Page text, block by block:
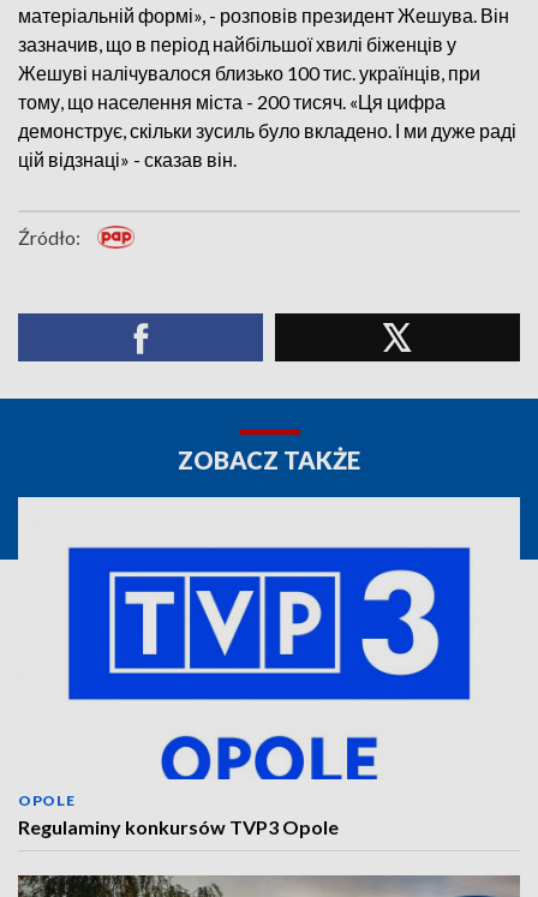
матеріальній формі», - розповів президент Жешува. Він
зазначив, що в період найбільшої хвилі біженців у
Жешуві налічувалося близько 100 тис. українців, при
тому, що населення міста - 200 тисяч. «Ця цифра
демонструє, скільки зусиль було вкладено. І ми дуже раді
цій відзнаці» - сказав він.
Źródło:
ZOBACZ TAKŻE
OPOLE
Regulaminy konkursów TVP3 Opole